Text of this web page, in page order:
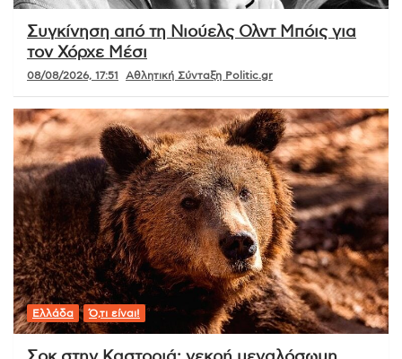
Συγκίνηση από τη Νιούελς Ολντ Μπόις για
τον Χόρχε Μέσι
08/08/2026, 17:51 Αθλητική Σύνταξη Politic.gr
Ελλάδα Ό,τι είναι!